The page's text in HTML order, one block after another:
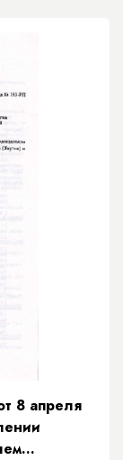
8 апреля